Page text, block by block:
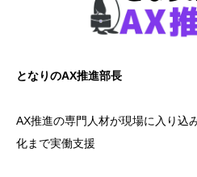
となりのAX推進部長
AX推進の専門人材が現場に入り込
化まで実働支援